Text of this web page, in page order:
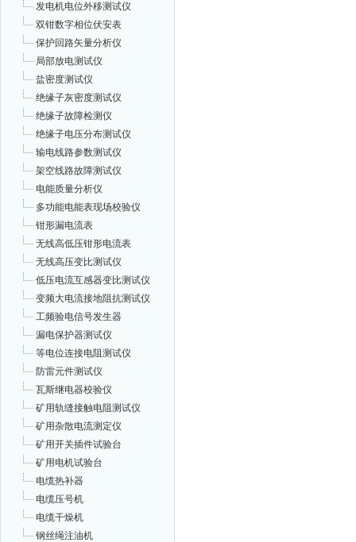
发电机电位外移测试仪
双钳数字相位伏安表
保护回路矢量分析仪
局部放电测试仪
盐密度测试仪
绝缘子灰密度测试仪
绝缘子故障检测仪
绝缘子电压分布测试仪
输电线路参数测试仪
架空线路故障测试仪
电能质量分析仪
多功能电能表现场校验仪
钳形漏电流表
无线高低压钳形电流表
无线高压变比测试仪
低压电流互感器变比测试仪
变频大电流接地阻抗测试仪
工频验电信号发生器
漏电保护器测试仪
等电位连接电阻测试仪
防雷元件测试仪
瓦斯继电器校验仪
矿用轨缝接触电阻测试仪
矿用杂散电流测定仪
矿用开关插件试验台
矿用电机试验台
电缆热补器
电缆压号机
电缆干燥机
钢丝绳注油机